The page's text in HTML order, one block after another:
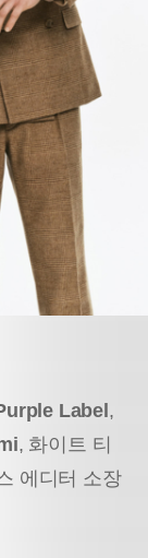
Label,
, 화이트 티
에디터 소장